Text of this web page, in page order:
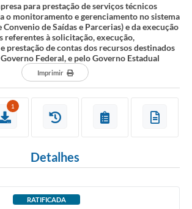
para prestação de serviços técnicos
o monitoramento e gerenciamento no sistema
de Saídas e Parcerias) e da execução
referentes à solicitação, execução,
prestação de contas dos recursos destinados
Federal, e pelo Governo Estadual
Imprimir
1
Detalhes
RATIFICADA